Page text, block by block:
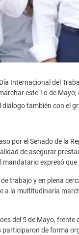
Internacional del
este 1o de
también con el
por el Senado de
de asegurar
mandatario expresó
trabajo y en plena
a la multitudinaria
del 5 de Mayo,
de forma